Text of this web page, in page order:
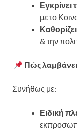
με το
& την
Πώς
Συνήθως με:
Ειδική